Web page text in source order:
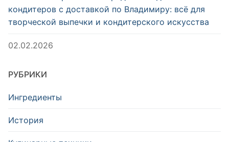
кондитеров с доставкой по Владимиру: всё для
творческой выпечки и кондитерского искусства
02.02.2026
РУБРИКИ
Ингредиенты
История